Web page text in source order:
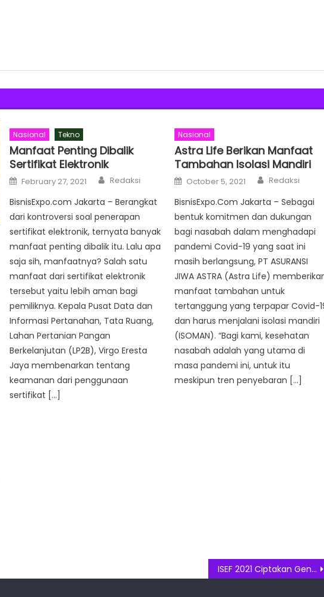
Nasional Tekno
Manfaat Penting Dibalik
Sertifikat Elektronik
Posted
on
February 27, 2021 Author
Redaksi
BisnisExpo.com Jakarta – Berangkat
dari kontroversi soal penerapan
sertifikat elektronik, ternyata banyak
manfaat penting dibalik itu. Lalu apa
saja sih, manfaatnya? Salah satu
manfaat dari sertifikat elektronik
tersebut yaitu lebih aman bagi
pemiliknya. Kepala Pusat Data dan
Informasi Pertanahan, Tata Ruang,
Lahan Pertanian Pangan
Berkelanjutan (LP2B), Virgo Eresta
Jaya membenarkan tentang
keamanan dari penggunaan
sertifikat […]
Nasional
Astra Life Berikan Manfaat
Tambahan Isolasi Mandiri
Posted
on
October 5, 2021 Author
Redaksi
BisnisExpo.Com Jakarta – Sebagai
bentuk komitmen dan dukungan
bagi nasabah dalam menghadapi
pandemi Covid-19 yang saat ini
masih berlangsung, PT ASURANSI
JIWA ASTRA (Astra Life)
manfaat tambahan untuk
tertanggung yang terpapar Covid-
dan harus menjalani isolasi mandiri
(ISOMAN). “Bagi kami, kesehatan
nasabah adalah yang utama di
masa pandemi ini, untuk itu
meskipun tren penyebaran […]
ISEF 2021 Ciptakan Generasi Muda Kreatif dan Inovatif di Sektor Industri Fesyen Muslim